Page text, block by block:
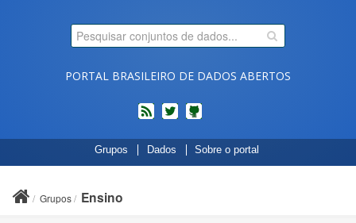
Legislação
PORTAL BRASILEIRO DE DADOS ABERTOS
feed twitterCódigos
fonte
de
Grupos Dados Sobre o portal
Grupos Ensino